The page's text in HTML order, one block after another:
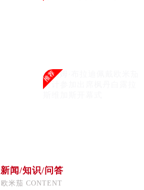
推荐
新闻/知识/问答
欧米茄 CONTENT